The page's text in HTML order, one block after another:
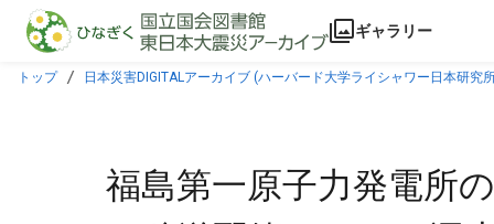
本文に飛ぶ
ギャラリー
トップ 日本災害DIGITALアーカイブ (ハーバード大学ライシャワー日本研究
福島第一原子力発電所